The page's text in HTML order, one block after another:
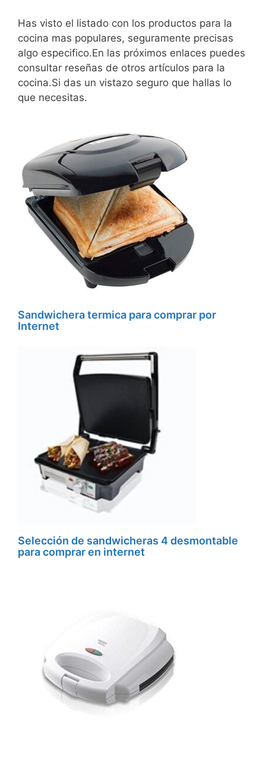
Has visto el listado con los productos para la
cocina mas populares, seguramente precisas
algo especifico.En las próximos enlaces puedes
consultar reseñas de otros artículos para la
cocina.Si das un vistazo seguro que hallas lo
que necesitas.
Sandwichera termica para comprar por
Internet
Selección de sandwicheras 4 desmontable
para comprar en internet